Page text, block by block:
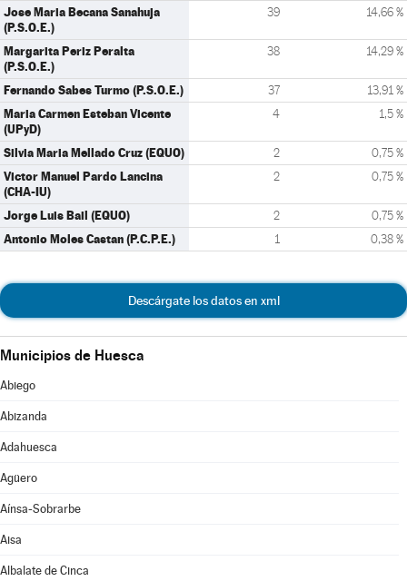
Jose Maria Becana Sanahuja
(P.S.O.E.)
39 14,66 %
Margarita Periz Peralta
(P.S.O.E.)
38 14,29 %
Fernando Sabes Turmo (P.S.O.E.) 37 13,91 %
Maria Carmen Esteban Vicente
(UPyD)
4 1,5 %
Silvia Maria Mellado Cruz (EQUO) 2 0,75 %
Victor Manuel Pardo Lancina
(CHA-IU)
2 0,75 %
Jorge Luis Bail (EQUO) 2 0,75 %
Antonio Moles Castan (P.C.P.E.) 1 0,38 %
Descárgate los datos en xml
Municipios de Huesca
Abiego
Abizanda
Adahuesca
Agüero
Aínsa-Sobrarbe
Aisa
Albalate de Cinca